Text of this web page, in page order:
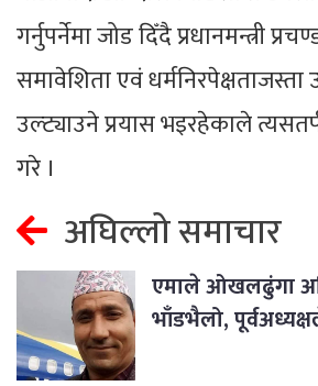
गर्नुपर्नेमा जोड दिँदै प्रधानमन्त्री
समावेशिता एवं धर्मनिरपेक्षताजस्ता
उल्ट्याउने प्रयास भइरहेकाले
गरे ।
अघिल्लो समाचार
एमाले ओखलढुंगा
भाँडभैलो,